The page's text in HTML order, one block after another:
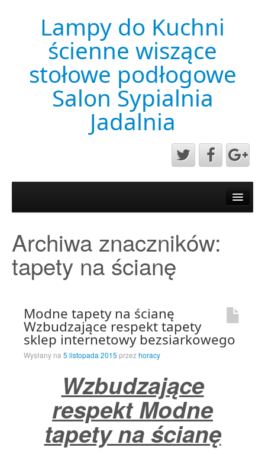
Lampy do Kuchni
ścienne wiszące
stołowe podłogowe
Salon Sypialnia
Jadalnia
Przykładowa strona
Strona Główna
Archiwa znaczników:
tapety na ścianę
Modne tapety na ścianę
Wzbudzające respekt tapety
sklep internetowy bezsiarkowego
Wysłany na 5 listopada 2015 przezhoracy
Wzbudzające
respekt Modne
tapety na ścianę